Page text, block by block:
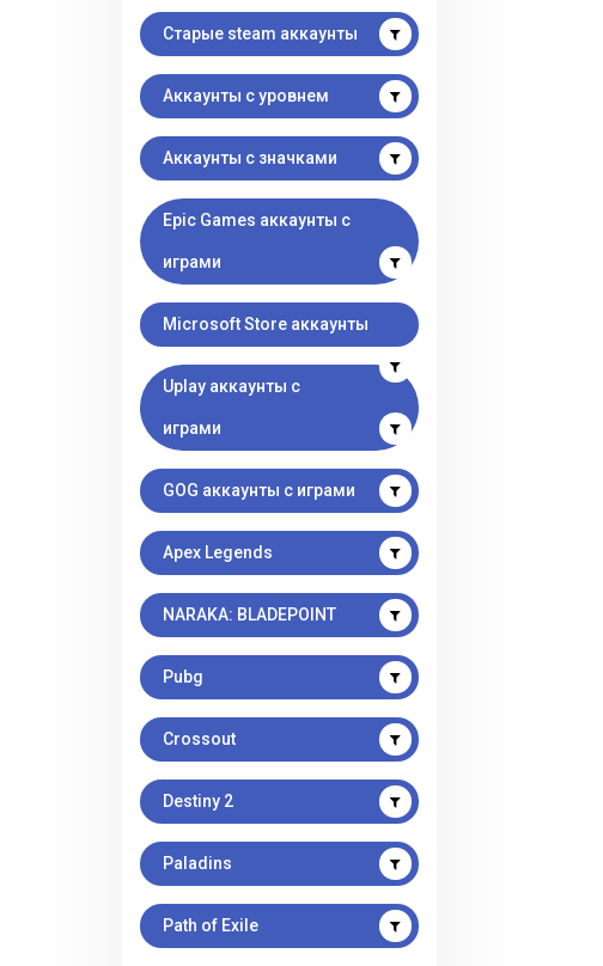
Старые steam аккаунты
Аккаунты с уровнем
Аккаунты с значками
Epic Games аккаунты с
играми
Microsoft Store аккаунты
Uplay аккаунты с
играми
GOG аккаунты с играми
Apex Legends
NARAKA: BLADEPOINT
Pubg
Crossout
Destiny 2
Paladins
Path of Exile